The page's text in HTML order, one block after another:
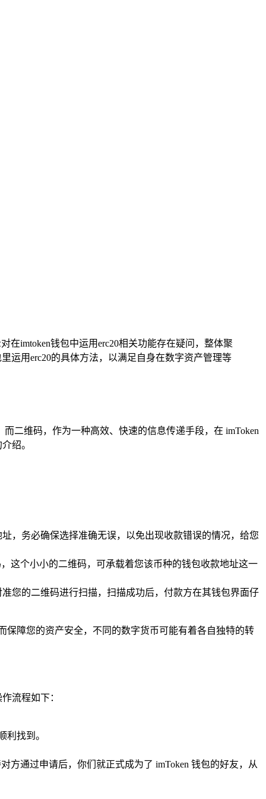
在imtoken钱包中运用erc20相关功能存在疑问，整体聚
运用erc20的具体方法，以满足自身在数字资产管理等
二维码，作为一种高效、快速的信息传递手段，在 imToken
绍。
，务必确保选择准确无误，以免出现收款错误的情况，给您
这个小小的二维码，可承载着您该币种的钱包收款地址这一
您的二维码进行扫描，扫描成功后，付款方在其钱包界面仔
障您的资产安全，不同的数字货币可能有着各自独特的转
流程如下：
利找到。
方通过申请后，你们就正式成为了 imToken 钱包的好友，从